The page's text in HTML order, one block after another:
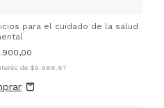
para el cuidado de la salud
de $9.966,67